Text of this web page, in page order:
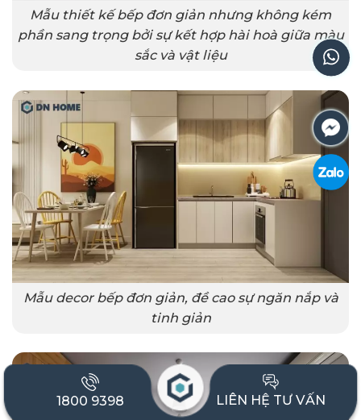
Mẫu thiết kế bếp đơn giản nhưng không kém
phần sang trọng bởi sự kết hợp hài hoà giữa màu
sắc và vật liệu
Mẫu decor bếp đơn giản, đề cao sự ngăn nắp và
tinh giản
1800 9398 LIÊN HỆ TƯ VẤN